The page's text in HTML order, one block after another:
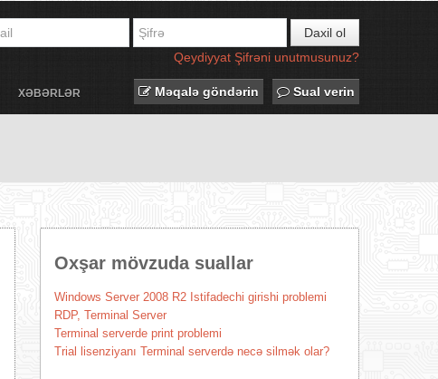
Daxil ol
Qeydiyyat Şifrəni unutmusunuz?
XƏBƏRLƏR Məqalə göndərin Sual verin
Oxşar mövzuda suallar
Windows Server 2008 R2 Istifadechi girishi problemi
RDP, Terminal Server
Terminal serverde print problemi
Trial lisenziyanı Terminal serverdə necə silmək olar?